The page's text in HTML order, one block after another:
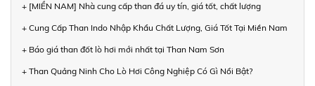
+ [MIỀN NAM] Nhà cung cấp than đá uy tín, giá tốt, chất lượng
+ Cung Cấp Than Indo Nhập Khẩu Chất Lượng, Giá Tốt Tại Miền Nam
+ Báo giá than đốt lò hơi mới nhất tại Than Nam Sơn
+ Than Quảng Ninh Cho Lò Hơi Công Nghiệp Có Gì Nổi Bật?